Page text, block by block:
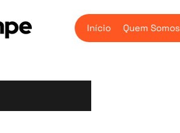
Início Quem Somos